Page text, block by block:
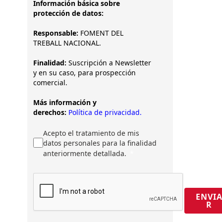
Información básica sobre
protección de datos:
Responsable: FOMENT DEL
TREBALL NACIONAL.
Finalidad: Suscripción a Newsletter
y en su caso, para prospección
comercial.
Más información y
derechos: Política de privacidad.
Acepto el tratamiento de mis
datos personales para la finalidad
anteriormente detallada.
ENVIA
R